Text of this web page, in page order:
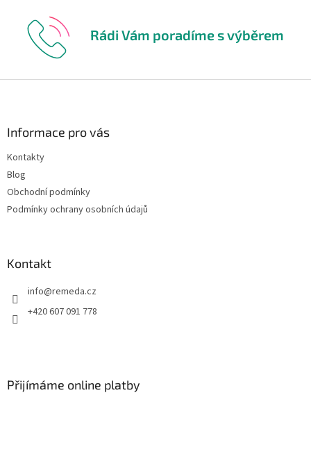
Rádi Vám poradíme s výběrem
Informace pro vás
Kontakty
Blog
Obchodní podmínky
Podmínky ochrany osobních údajů
Kontakt
info@remeda.cz
+420 607 091 778
Přijímáme online platby